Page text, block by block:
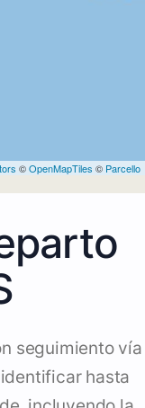
©OpenMapTiles © Parcello
seguimiento vía
hasta